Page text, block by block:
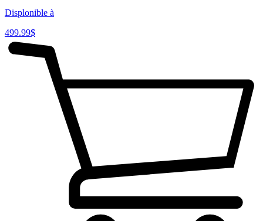
Displonible à
499.99$